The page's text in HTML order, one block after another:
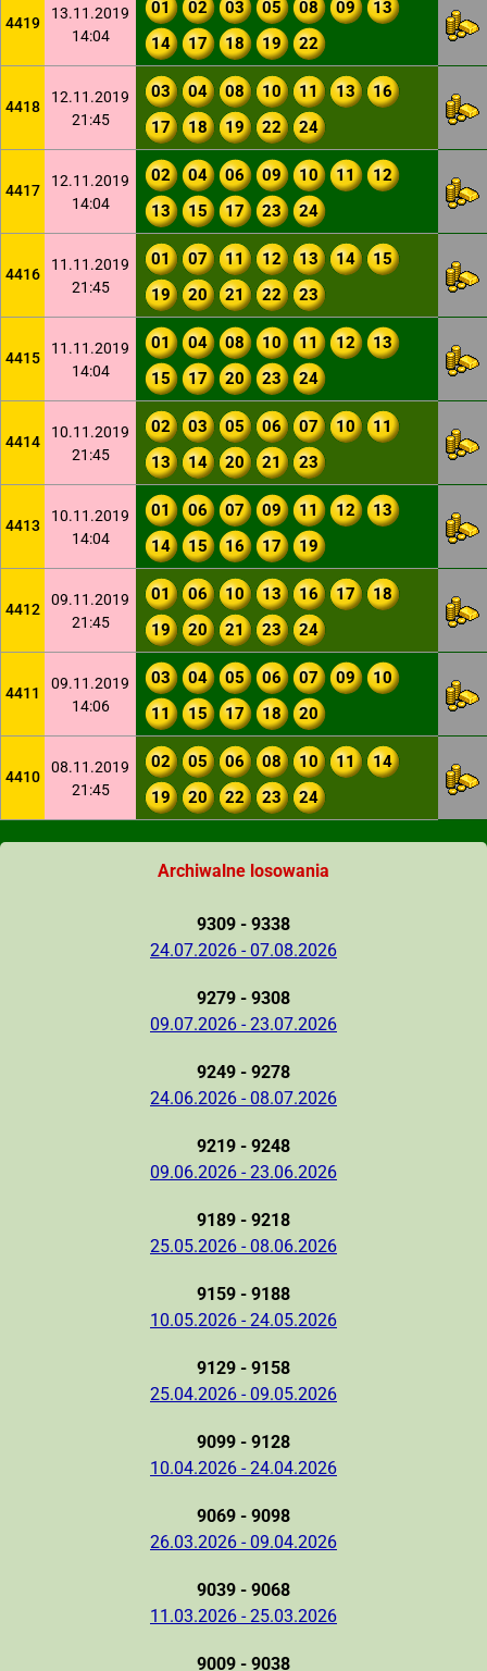
4419
13.11.2019
14:04
01 02 03 05 08 09
13
14
17 18 19 22
4418
12.11.2019
21:45
03 04 08 10 11 13
16
17
18 19 22 24
4417
12.11.2019
14:04
02 04 06 09 10 11
12
13
15 17 23 24
4416
11.11.2019
21:45
01 07 11 12 13 14
15
19
20 21 22 23
4415
11.11.2019
14:04
01 04 08 10 11 12
13
15
17 20 23 24
4414
10.11.2019
21:45
02 03 05 06 07 10
11
13
14 20 21 23
4413
10.11.2019
14:04
01 06 07 09 11 12
13
14
15 16 17 19
4412
09.11.2019
21:45
01 06 10 13 16 17
18
19
20 21 23 24
4411
09.11.2019
14:06
03 04 05 06 07 09
10
11
15 17 18 20
4410
08.11.2019
21:45
02 05 06 08 10 11
14
19
20 22 23 24
Archiwalne losowania
9309 - 9338
24.07.2026 - 07.08.2026
9279 - 9308
09.07.2026 - 23.07.2026
9249 - 9278
24.06.2026 - 08.07.2026
9219 - 9248
09.06.2026 - 23.06.2026
9189 - 9218
25.05.2026 - 08.06.2026
9159 - 9188
10.05.2026 - 24.05.2026
9129 - 9158
25.04.2026 - 09.05.2026
9099 - 9128
10.04.2026 - 24.04.2026
9069 - 9098
26.03.2026 - 09.04.2026
9039 - 9068
11.03.2026 - 25.03.2026
9009 - 9038